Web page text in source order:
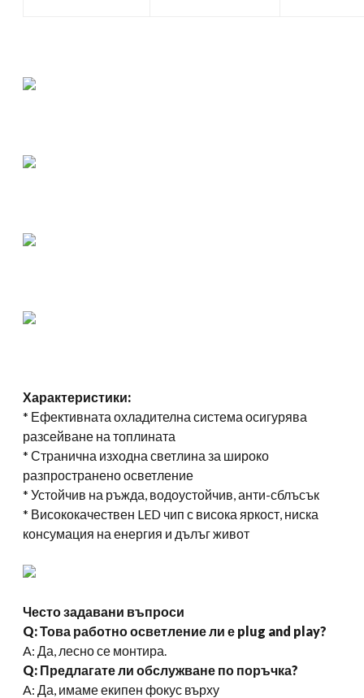
Характеристики:
* Ефективната охладителна система осигурява
разсейване на топлината
* Странична изходна светлина за широко
разпространено осветление
* Устойчив на ръжда, водоустойчив, анти-сблъсък
* Висококачествен LED чип с висока яркост, ниска
консумация на енергия и дълъг живот
Често задавани въпроси
Q: Това работно осветление ли е plug and play?
A: Да, лесно се монтира.
Q: Предлагате ли обслужване по поръчка?
A: Да, имаме екипен фокус върху